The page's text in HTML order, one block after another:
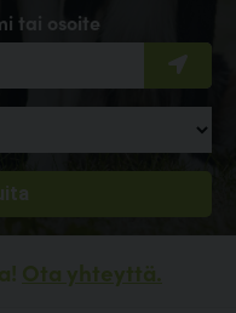
tai osoite
Ota yhteyttä.